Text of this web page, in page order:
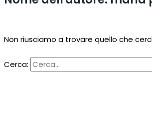
Non riusciamo a trovare quello che
Cerca: